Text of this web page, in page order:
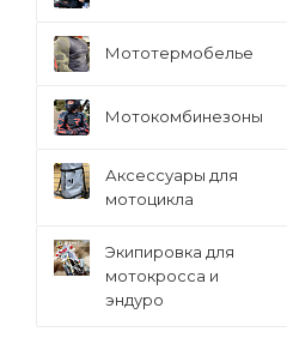
Мототермобелье
Мотокомбинезоны
Аксессуары для
мотоцикла
Экипировка для
мотокросса и
эндуро